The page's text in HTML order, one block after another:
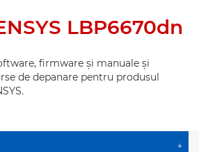
LBP6670dn
firmware şi manuale şi
de depanare pentru produsul
+